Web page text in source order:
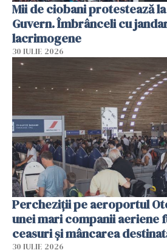
Mii de ciobani protestează la
Guvern. Îmbrânceli cu
lacrimogene
30 IULIE 2026
Percheziții pe aeroportul
unei mari companii aeriene
ceasuri și mâncarea
30 IULIE 2026